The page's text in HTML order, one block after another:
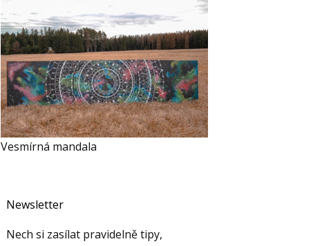
Vesmírná mandala
Newsletter
Nech si zasílat pravidelně tipy,